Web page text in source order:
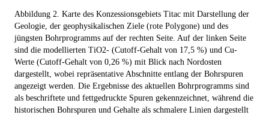
Abbildung 2. Karte des Konzessionsgebiets Titac mit Darstellung der
Geologie, der geophysikalischen Ziele (rote Polygone) und des
jüngsten Bohrprogramms auf der rechten Seite. Auf der linken Seite
sind die modellierten TiO2- (Cutoff-Gehalt von 17,5 %) und Cu-
Werte (Cutoff-Gehalt von 0,26 %) mit Blick nach Nordosten
dargestellt, wobei repräsentative Abschnitte entlang der Bohrspuren
angezeigt werden. Die Ergebnisse des aktuellen Bohrprogramms sind
als beschriftete und fettgedruckte Spuren gekennzeichnet, während die
historischen Bohrspuren und Gehalte als schmalere Linien dargestellt